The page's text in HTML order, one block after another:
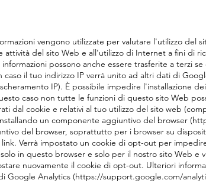
vengono utilizzate per valutare l'utilizzo del
del sito Web e all'utilizzo di Internet a fini di
possono anche essere trasferite a terzi se
il tuo indirizzo IP verrà unito ad altri dati di
IP). È possibile impedire l'installazione
caso non tutte le funzioni di questo sito Web
dal cookie e relativi al tuo utilizzo del sito web
un componente aggiuntivo del browser
del browser, soprattutto per i browser su
Verrà impostato un cookie di opt-out per
in questo browser e solo per il nostro sito Web e
nuovamente il cookie di opt-out. Ulteriori
Google Analytics (https://support.google.com/